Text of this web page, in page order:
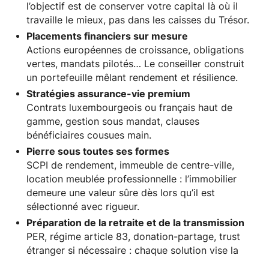
l’objectif est de conserver votre capital là où il
travaille le mieux, pas dans les caisses du Trésor.
Placements financiers sur mesure
Actions européennes de croissance, obligations
vertes, mandats pilotés… Le conseiller construit
un portefeuille mêlant rendement et résilience.
Stratégies assurance-vie premium
Contrats luxembourgeois ou français haut de
gamme, gestion sous mandat, clauses
bénéficiaires cousues main.
Pierre sous toutes ses formes
SCPI de rendement, immeuble de centre-ville,
location meublée professionnelle : l’immobilier
demeure une valeur sûre dès lors qu’il est
sélectionné avec rigueur.
Préparation de la retraite et de la transmission
PER, régime article 83, donation-partage, trust
étranger si nécessaire : chaque solution vise la